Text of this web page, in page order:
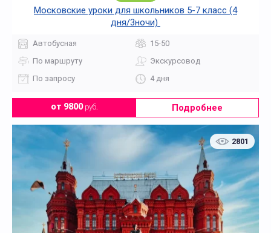
Московские уроки для школьников 5-7 класс (4
дня/3ночи)
Автобусная
15-50
По маршруту
Экскурсовод
По запросу
4 дня
от 9800руб. Подробнее
2801